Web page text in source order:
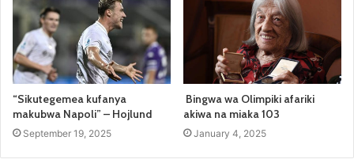
“Sikutegemea kufanya
makubwa Napoli” – Hojlund
September 19, 2025
Bingwa wa Olimpiki afariki
akiwa na miaka 103
January 4, 2025